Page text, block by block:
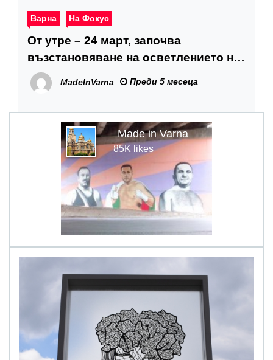
Варна На Фокус
От утре – 24 март, започва
възстановяване на осветлението на
ул. „Девня“
MadeInVarna Преди 5 месеца
Made in Varna
85K likes